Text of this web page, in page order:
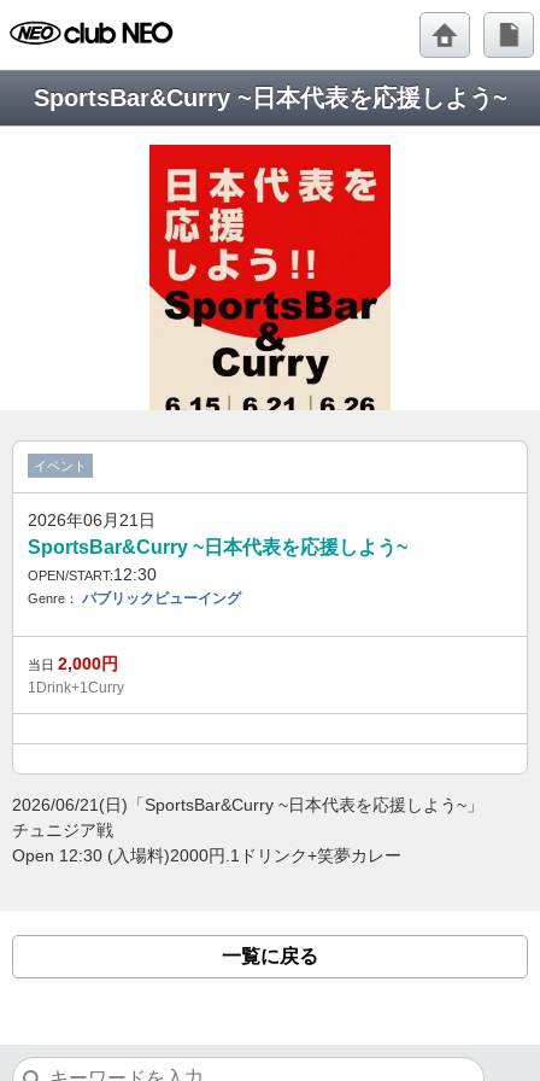
SportsBar&Curry ~日本代表を応援しよう~
イベント
2026年06月21日
SportsBar&Curry ~日本代表を応援しよう~
OPEN/START:12:30
Genre： パブリックビューイング
当日 2,000円
1Drink+1Curry
2026/06/21(日)「SportsBar&Curry ~日本代表を応援しよう~」
チュニジア戦
Open 12:30 (入場料)2000円.1ドリンク+笑夢カレー
一覧に戻る